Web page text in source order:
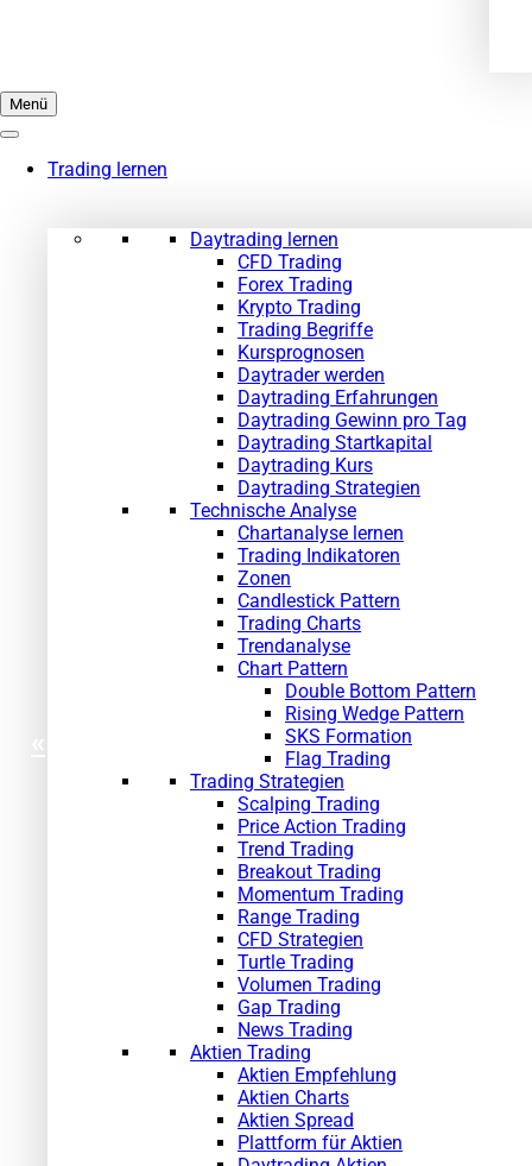
Menü
Trading lernen
Daytrading lernen
CFD Trading
Forex Trading
Krypto Trading
Trading Begriffe
Kursprognosen
Daytrader werden
Daytrading Erfahrungen
Daytrading Gewinn pro Tag
Daytrading Startkapital
Daytrading Kurs
Daytrading Strategien
Technische Analyse
Chartanalyse lernen
Trading Indikatoren
Zonen
Candlestick Pattern
Trading Charts
Trendanalyse
Chart Pattern
Double Bottom Pattern
Rising Wedge Pattern
SKS Formation
Flag Trading
Trading Strategien
Scalping Trading
Price Action Trading
Trend Trading
Breakout Trading
Momentum Trading
Range Trading
CFD Strategien
Turtle Trading
Volumen Trading
Gap Trading
News Trading
Aktien Trading
Aktien Empfehlung
Aktien Charts
Aktien Spread
Plattform für Aktien